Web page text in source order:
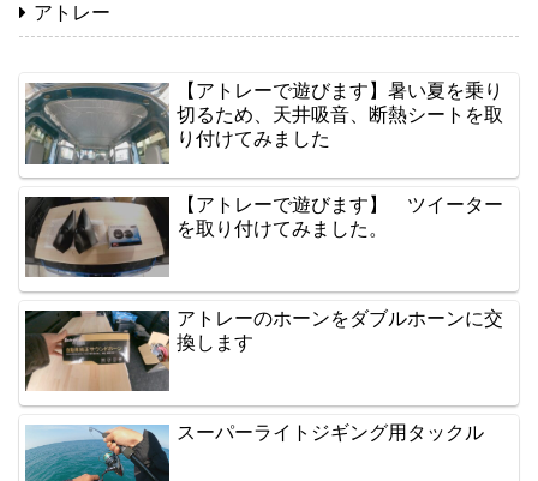
アトレー
【アトレーで遊びます】暑い夏を乗り
切るため、天井吸音、断熱シートを取
り付けてみました
【アトレーで遊びます】 ツイーター
を取り付けてみました。
アトレーのホーンをダブルホーンに交
換します
スーパーライトジギング用タックル